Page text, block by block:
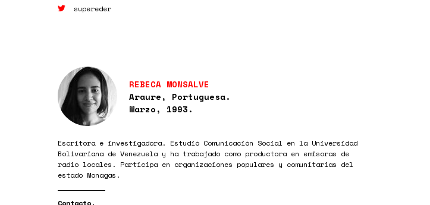
supereder
REBECA MONSALVE
Araure, Portuguesa.
Marzo, 1993.
Escritora e investigadora. Estudió Comunicación Social en la Universidad
Bolivariana de Venezuela y ha trabajado como productora en emisoras de
radio locales. Participa en organizaciones populares y comunitarias del
estado Monagas.